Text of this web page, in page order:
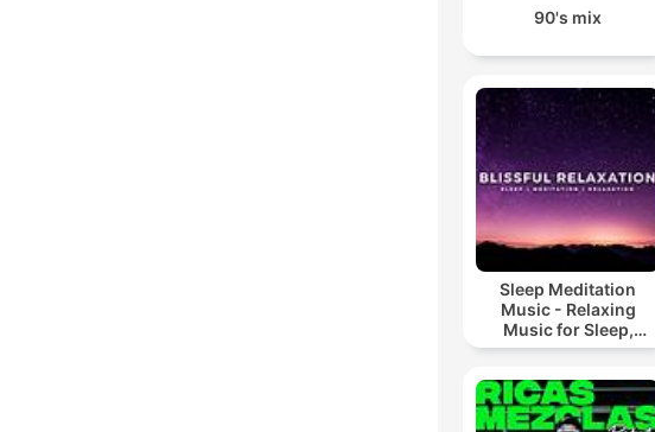
90's mix
Sleep Meditation
Music - Relaxing
Music for Sleep,
Meditation &